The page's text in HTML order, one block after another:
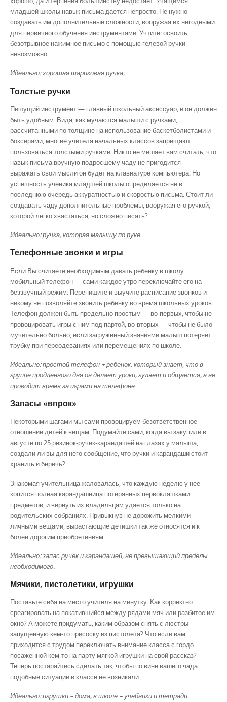
младшей школы навык письма дается непросто. Не нужно
создавать им дополнительные сложности, вооружая их негодными
для первичного обучения инструментами. Учтите: освоить
безотрывное нажимное письмо с помощью гелевой ручки
невозможно.
Идеально: хорошая шариковая ручка.
Толстые ручки
Пишущий инструмент — главный школьный аксессуар, и он должен
быть удобным. Видя, как мучаются малыши с ручками,
рассчитанными по толщине на использование баскетболистами и
боксерами, многие учителя начальных классов запрещают
пользоваться толстыми ручками. Никто не мешает вам считать, что
навык письма вручную подросшему чаду не пригодится —
выражать свои мысли он будет на клавиатуре компьютера. Но
успешность ученика младшей школы определяется не в
последнюю очередь аккуратностью и скоростью письма. Стоит ли
создавать чаду дополнительные проблемы, вооружая его ручкой,
которой легко хвастаться, но сложно писать?
Идеально: ручка, которая малышу по руке
Телефонные звонки и игры
Если Вы считаете необходимым давать ребенку в школу
мобильный телефон — сами каждое утро переключайте его на
беззвучный режим. Перепишите и выучите расписание звонков и
никому не позволяйте звонить ребенку во время школьных уроков.
Телефон должен быть предельно простым — во-первых, чтобы не
провоцировать игры с ним под партой, во-вторых — чтобы не было
мучительно больно, если загруженный знаниями малыш потеряет
трубку при переодеваниях или перемещениях по школе.
Идеально: простой телефон + ребенок, который знает, что в
группе продленного дня он делает уроки, гуляет и общается, а не
проводит время за играми на телефоне
Запасы «впрок»
Некоторыми шагами мы сами провоцируем безответственное
отношение детей к вещам. Подумайте сами, когда вы закупили в
августе по 25 резинок-ручек-карандашей на глазах у малыша,
создали ли вы для него сообщение, что ручки и карандаши стоит
хранить и беречь?
Знакомая учительница жаловалась, что каждую неделю у нее
копится полная карандашница потерянных первоклашками
предметов, и вернуть их владельцам удается только на
родительских собраниях. Привыкнув не дорожить мелкими
личными вещами, вырастающие детишки так же относятся и к
более дорогим приобретениям.
Идеально: запас ручек и карандашей, не превышающий пределы
необходимого.
Мячики, пистолетики, игрушки
Поставьте себя на место учителя на минутку. Как корректно
среагировать на покатившийся между рядами мяч или разбитое им
окно? А можете придумать, каким образом снять с люстры
запущенную кем-то присоску из пистолета? Что если вам
приходится с трудом переключать внимание класса с гордо
посаженной кем-то на парту мягкой игрушки на свой рассказ?
Теперь постарайтесь сделать так, чтобы по вине вашего чада
подобные ситуации в классе не возникали.
Идеально: игрушки – дома, в школе – учебники и тетради